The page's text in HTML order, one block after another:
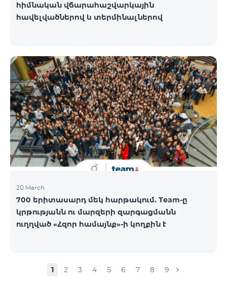
հիմնական վճարահաշվարկային
հավելվածներով և տերմինալներով
20 March
700 երիտասարդ մեկ հարթակում. Team-ը
կրթությանն ու մարզերի զարգացմանն
ուղղված «Հզոր համայնք»-ի կողքին է
1 2 3 4 5 6 7 8 9